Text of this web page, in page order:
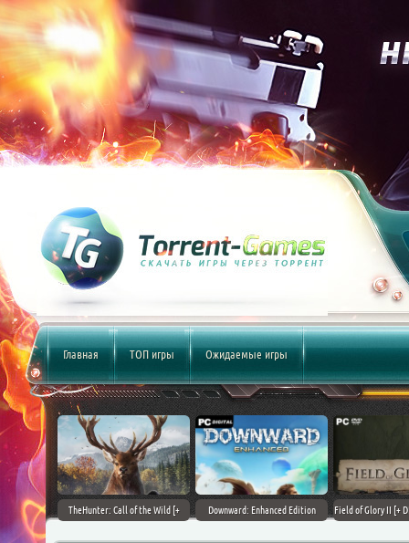
Главная ТОП игры Ожидаемые игры
(2017)
TheHunter: Call of the Wild [+
Downward: Enhanced Edition
Field of Glory II [+